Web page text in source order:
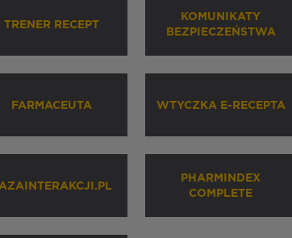
TRENER RECEPT
KOMUNIKATY
BEZPIECZEŃSTWA
FARMACEUTA WTYCZKA E-RECEPTA
PHARMINDEX
COMPLETE